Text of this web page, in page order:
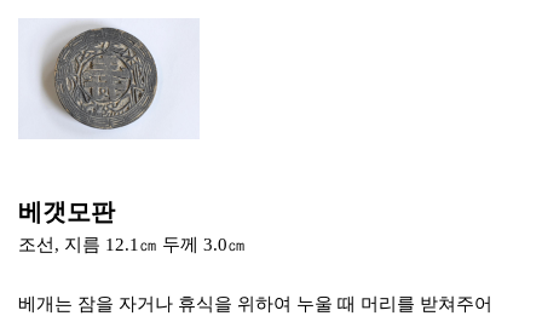
베갯모판
조선, 지름 12.1㎝ 두께 3.0㎝
베개는 잠을 자거나 휴식을 위하여 누울 때 머리를 받쳐주어